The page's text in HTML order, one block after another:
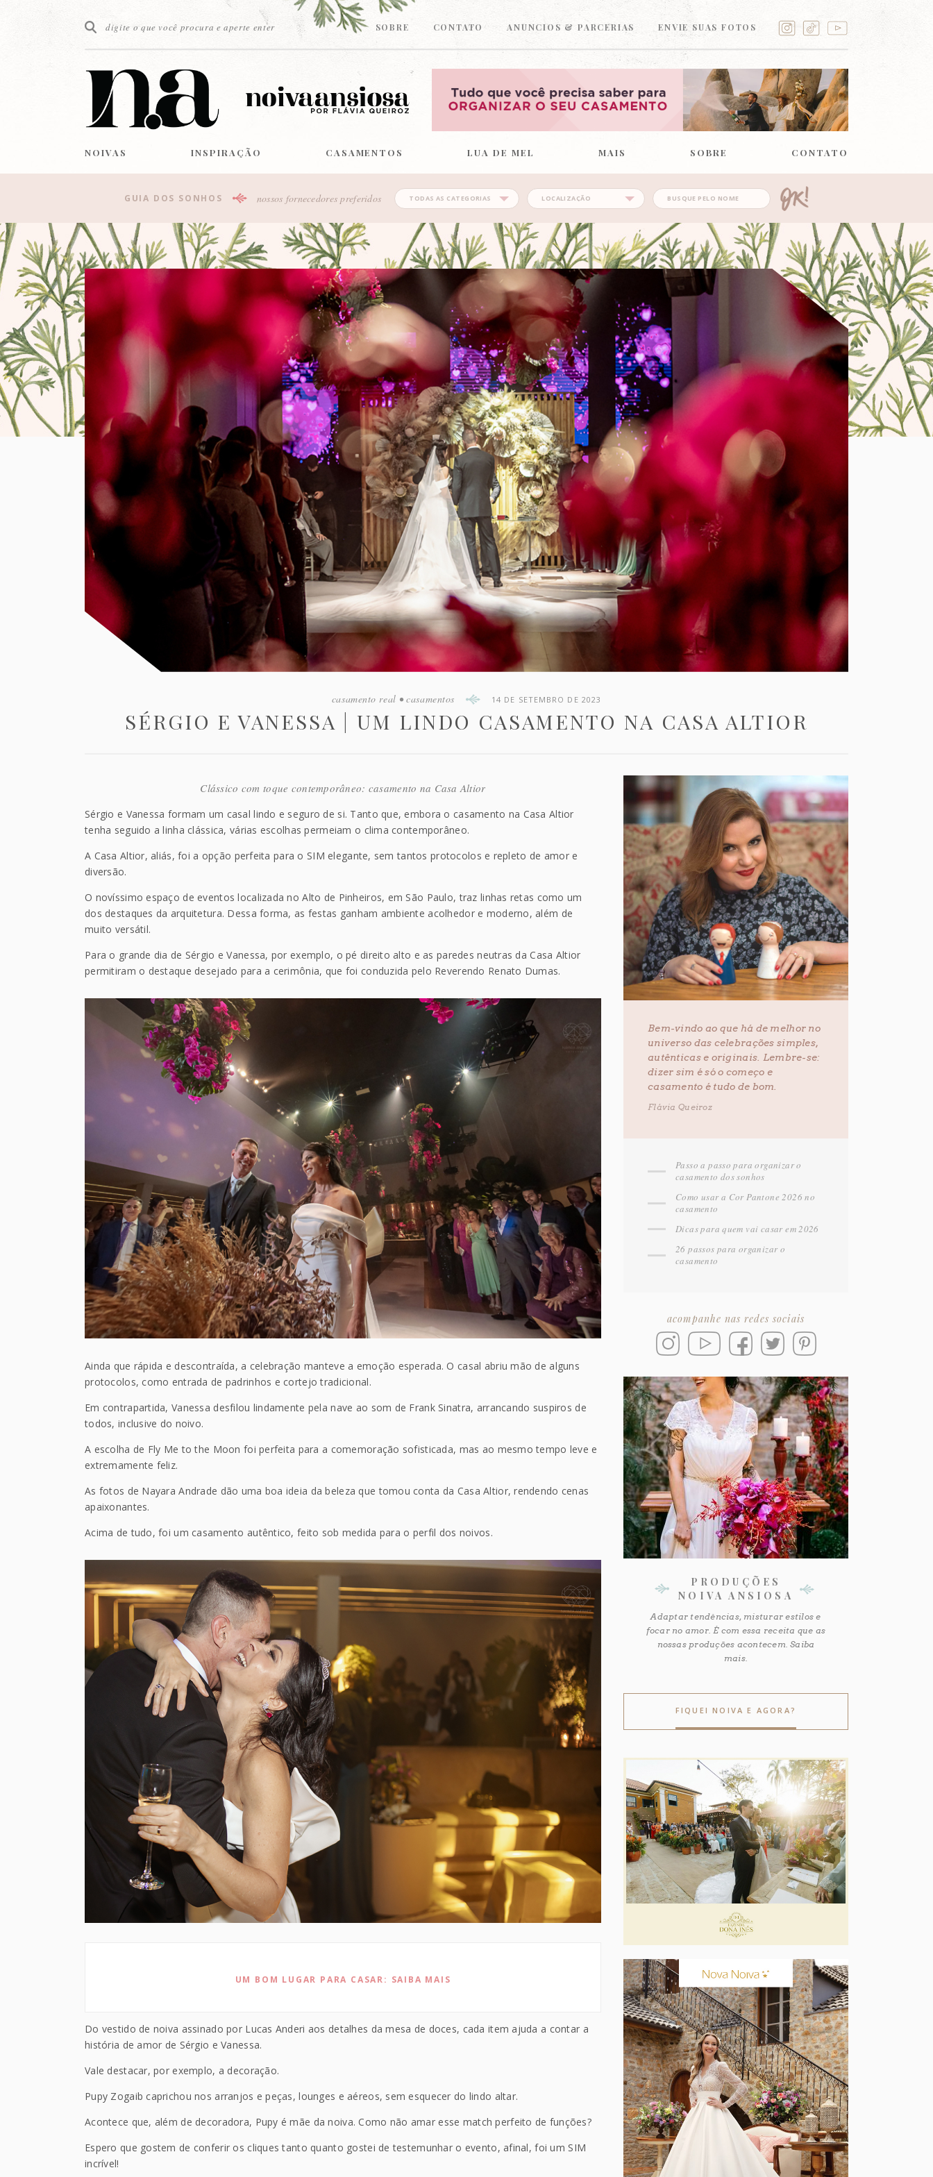
SOBRE CONTATO ANUNCIOS & PARCERIAS ENVIE SUAS FOTOS
NOIVAS INSPIRAÇÃO CASAMENTOS LUA DE MEL MAIS SOBRE CONTATO
GUIA DOS SONHOS nossos fornecedores preferidos
casamento real • casamentos 14 DE SETEMBRO DE 2023
SÉRGIO E VANESSA | UM LINDO CASAMENTO NA CASA ALTIOR
Clássico com toque contemporâneo: casamento na Casa Altior
Sérgio e Vanessa formam um casal lindo e seguro de si. Tanto que, embora o casamento na Casa Altior
tenha seguido a linha clássica, várias escolhas permeiam o clima contemporâneo.
A Casa Altior, aliás, foi a opção perfeita para o SIM elegante, sem tantos protocolos e repleto de amor e
diversão.
O novíssimo espaço de eventos localizada no Alto de Pinheiros, em São Paulo, traz linhas retas como um
dos destaques da arquitetura. Dessa forma, as festas ganham ambiente acolhedor e moderno, além de
muito versátil.
Para o grande dia de Sérgio e Vanessa, por exemplo, o pé direito alto e as paredes neutras da Casa Altior
permitiram o destaque desejado para a cerimônia, que foi conduzida pelo Reverendo Renato Dumas.
Ainda que rápida e descontraída, a celebração manteve a emoção esperada. O casal abriu mão de alguns
protocolos, como entrada de padrinhos e cortejo tradicional.
Em contrapartida, Vanessa desfilou lindamente pela nave ao som de Frank Sinatra, arrancando suspiros de
todos, inclusive do noivo.
A escolha de Fly Me to the Moon foi perfeita para a comemoração sofisticada, mas ao mesmo tempo leve e
extremamente feliz.
As fotos de Nayara Andrade dão uma boa ideia da beleza que tomou conta da Casa Altior, rendendo cenas
apaixonantes.
Acima de tudo, foi um casamento autêntico, feito sob medida para o perfil dos noivos.
UM BOM LUGAR PARA CASAR: SAIBA MAIS
Do vestido de noiva assinado por Lucas Anderi aos detalhes da mesa de doces, cada item ajuda a contar a
história de amor de Sérgio e Vanessa.
Vale destacar, por exemplo, a decoração.
Pupy Zogaib caprichou nos arranjos e peças, lounges e aéreos, sem esquecer do lindo altar.
Acontece que, além de decoradora, Pupy é mãe da noiva. Como não amar esse match perfeito de funções?
Espero que gostem de conferir os cliques tanto quanto gostei de testemunhar o evento, afinal, foi um SIM
incrível!
Bem-vindo ao que há de melhor no
universo das celebrações simples,
autênticas e originais. Lembre-se:
dizer sim é só o começo e
casamento é tudo de bom.
Flávia Queiroz
Passo a passo para organizar o
casamento dos sonhos
Como usar a Cor Pantone 2026 no
casamento
Dicas para quem vai casar em 2026
26 passos para organizar o
casamento
acompanhe nas redes sociais
PRODUÇÕES
NOIVA ANSIOSA
Adaptar tendências, misturar estilos e
focar no amor. É com essa receita que as
nossas produções acontecem. Saiba
mais.
FIQUEI NOIVA E AGORA?